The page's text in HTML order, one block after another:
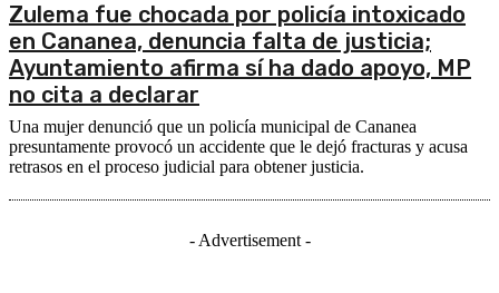
Zulema fue chocada por policía intoxicado
en Cananea, denuncia falta de justicia;
Ayuntamiento afirma sí ha dado apoyo, MP
no cita a declarar
Una mujer denunció que un policía municipal de Cananea
presuntamente provocó un accidente que le dejó fracturas y acusa
retrasos en el proceso judicial para obtener justicia.
- Advertisement -